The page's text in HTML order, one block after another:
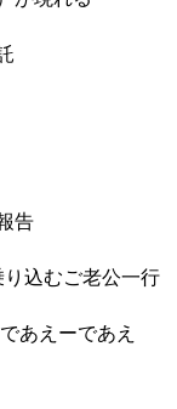
告
込むご老公一行
あえーであえ